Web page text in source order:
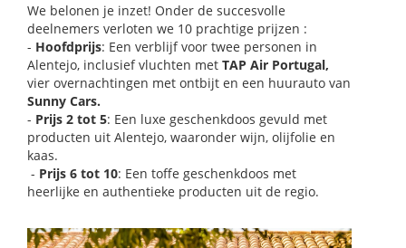
We belonen je inzet! Onder de succesvolle
deelnemers verloten we 10 prachtige prijzen :
- Hoofdprijs: Een verblijf voor twee personen in
Alentejo, inclusief vluchten met TAP Air Portugal,
vier overnachtingen met ontbijt en een huurauto van
Sunny Cars.
- Prijs 2 tot 5: Een luxe geschenkdoos gevuld met
producten uit Alentejo, waaronder wijn, olijfolie en
kaas.
- Prijs 6 tot 10: Een toffe geschenkdoos met
heerlijke en authentieke producten uit de regio.